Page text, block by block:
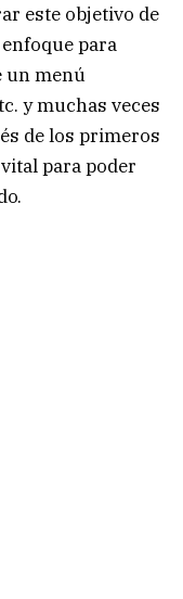
este objetivo de
para
un menú
y muchas veces
de los primeros
para poder